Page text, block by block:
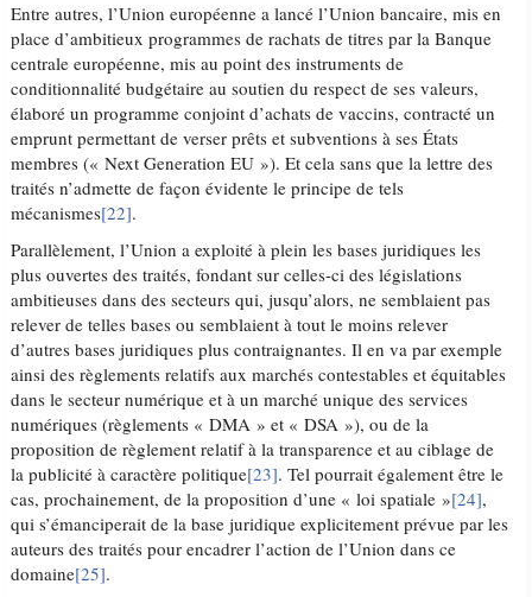
Entre autres, l’Union européenne a lancé l’Union bancaire, mis en
place d’ambitieux programmes de rachats de titres par la Banque
centrale européenne, mis au point des instruments de
conditionnalité budgétaire au soutien du respect de ses valeurs,
élaboré un programme conjoint d’achats de vaccins, contracté un
emprunt permettant de verser prêts et subventions à ses États
membres (« Next Generation EU »). Et cela sans que la lettre des
traités n’admette de façon évidente le principe de tels
mécanismes[22].
Parallèlement, l’Union a exploité à plein les bases juridiques les
plus ouvertes des traités, fondant sur celles-ci des législations
ambitieuses dans des secteurs qui, jusqu’alors, ne semblaient pas
relever de telles bases ou semblaient à tout le moins relever
d’autres bases juridiques plus contraignantes. Il en va par exemple
ainsi des règlements relatifs aux marchés contestables et équitables
dans le secteur numérique et à un marché unique des services
numériques (règlements « DMA » et « DSA »), ou de la
proposition de règlement relatif à la transparence et au ciblage de
la publicité à caractère politique[23]. Tel pourrait également être le
cas, prochainement, de la proposition d’une « loi spatiale »[24],
qui s’émanciperait de la base juridique explicitement prévue par les
auteurs des traités pour encadrer l’action de l’Union dans ce
domaine[25].